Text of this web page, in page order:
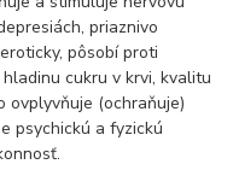
priaznivo
pôsobí proti
cukru v krvi, kvalitu
ovplyvňuje (ochraňuje)
psychickú a fyzickú